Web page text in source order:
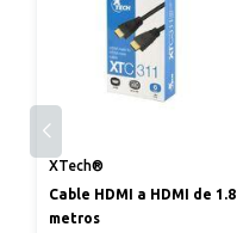
XTech®
Cable HDMI a HDMI de 1.8
metros